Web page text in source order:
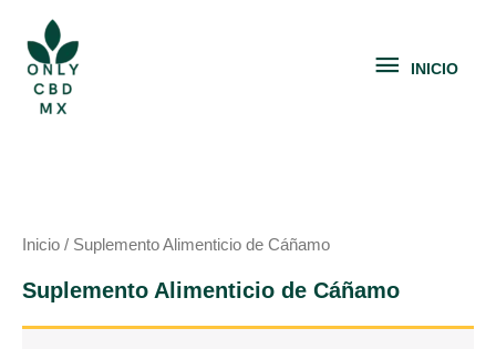
contenido
INICIO
Inicio / Suplemento Alimenticio de Cáñamo
Suplemento Alimenticio de Cáñamo